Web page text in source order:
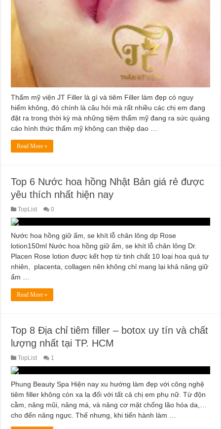
Thẩm mỹ viện JT Filler là gì và tiêm Filler làm đẹp có nguy
hiểm không, đó chính là câu hỏi mà rất nhiều các chị em đang
đặt ra trong thời kỳ mà những tiệm thẩm mỹ đang ra sức quảng
cáo hình thức thẩm mỹ không can thiệp dao …
Read More »
Top 6 Nước hoa hồng Nhật Bản giá rẻ được
yêu thích nhất hiện nay
TopList 0
Nước hoa hồng giữ ẩm, se khít lỗ chân lông dp Rose
lotion150ml Nước hoa hồng giữ ẩm, se khít lỗ chân lông Dr.
Placen Rose lotion được kết hợp từ tinh chất 10 loại hoa quả tự
nhiên, placenta, collagen nên không chỉ mang lại khả năng giữ
ẩm …
Read More »
Top 8 Địa chỉ tiêm filler – botox uy tín và chất
lượng nhất tại TP. HCM
TopList 1
Phung Beauty Spa Hiện nay xu hướng làm đẹp với công nghệ
tiêm filler không còn xa lạ đối với tất cả chị em phụ nữ. Từ độn
cằm, nâng mũi, nâng má, và nâng cơ mặt chống lão hóa da,…
cho đến nâng ngực. Thế nhưng, khi tiến hành làm …